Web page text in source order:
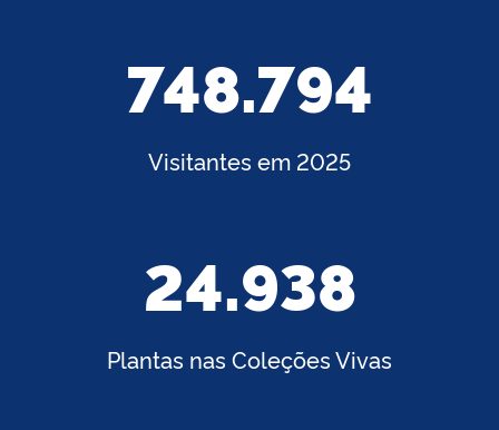
748.794
Visitantes em 2025
24.938
Plantas nas Coleções Vivas